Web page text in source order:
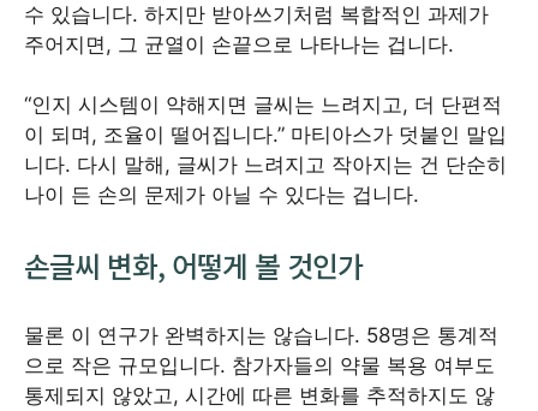
수 있습니다. 하지만 받아쓰기처럼 복합적인 과제가
주어지면, 그 균열이 손끝으로 나타나는 겁니다.
“인지 시스템이 약해지면 글씨는 느려지고, 더 단편적
이 되며, 조율이 떨어집니다.” 마티아스가 덧붙인 말입
니다. 다시 말해, 글씨가 느려지고 작아지는 건 단순히
나이 든 손의 문제가 아닐 수 있다는 겁니다.
손글씨 변화, 어떻게 볼 것인가
물론 이 연구가 완벽하지는 않습니다. 58명은 통계적
으로 작은 규모입니다. 참가자들의 약물 복용 여부도
통제되지 않았고, 시간에 따른 변화를 추적하지도 않